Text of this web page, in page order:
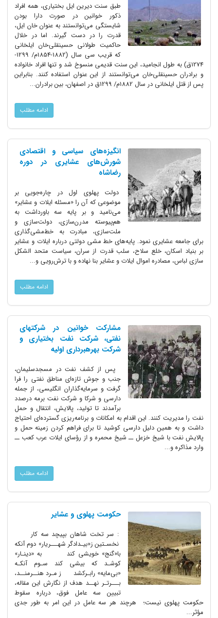
طبق سنت دیرین ایل بختیاری، همه افراد
ذکور خوانین در صورت دارا بودن
شایستگی می‌توانستند به عنوان خان ایل،
قدرت را در دست گیرند. اما در خلال
حاکمیت طولانی حسینقلی‌خان ایلخانی
که قریب سی سال (1882-1854م/ 1299-
1274ق) به طول انجامید، این سنت قدیمی منسوخ شد و تنها افراد خانواده
و برادران حسینقلی‌خان می‌توانستند از این عنوان استفاده کنند. بنابراین
پس از قتل ایلخانی در سال 1882م/ 1299ق در اصفهان، بین برادران...
ادامه مطلب
انگیزه‌های سیاسی و اقتصادی
شورش‌های عشایری در دوره
رضاشاه
دولت پهلوی اول در چاره‌جویی بر
موضوعی که آن را «مسئله ایلات و عشایر»
می‌نامید و بر پایه سه باورداشت به
هم‌پیوسته مدرن‌سازی، دولت‌سازی و
ملت‌سازی، مبادرت به خط‌مشی‌گذاری
برای جامعه عشایری نمود. پایه‌های خط مشی دولتی درباره ایلات و عشایر
بر بنیاد اسکان، خلع سلاح، سلب قدرت از سران، سیاست متحد الشکل
سازی لباس، مصادره اموال ایلات و عشایر بنا نهاده و با ترش‌رویی و...
ادامه مطلب
مشارکت خوانین در شرکت‏هاى
نفتى، شرکت نفت بختیارى و
شرکت بهره‏بردارى اولیه
پس از کشف نفت در مسجدسلیمان،
جنب و جوش تازه‌اى مناطق نفتى را فرا
گرفت و سرمایه‌گذاران انگلیسى، از جمله
دارسى و شرکا و شرکت نفت برمه درصدد
برآمدند تا تولید، پالایش، انتقال و حمل
نفت را مدیریت کنند. این اقدام به امکانات و برنامه‌ریزى گسترده‌اى احتیاج
داشت و به همین دلیل دارسى کوشید تا براى فراهم کردن زمینه حمل و
پالایش نفت با شیخ خزعل ــ شیخ محمره و از رؤساى ایلات عرب کعب ــ
وارد مذاکره و...
ادامه مطلب
حکومت پهلوی و عشایر
: سر تخت شاهان بپیچد سه کار
نخسـتین ز«بیـدادگر شهـــریار» دوم آنکه
با«گنج» خویشی کند به «دینـار»
کوشـد که بیشی کند سـوم آنکـه
«بی‌مایه» رابـرکشد ز مـرد هنــرمنــد،
بـــرتـر نهــد هدف از نگارش این مقاله،
تبیین سه عامل فوق، درباره سقوط
حکومت پهلوی نیست؛ هرچند هر سه عامل در این امر به طور جدی
مؤثر...